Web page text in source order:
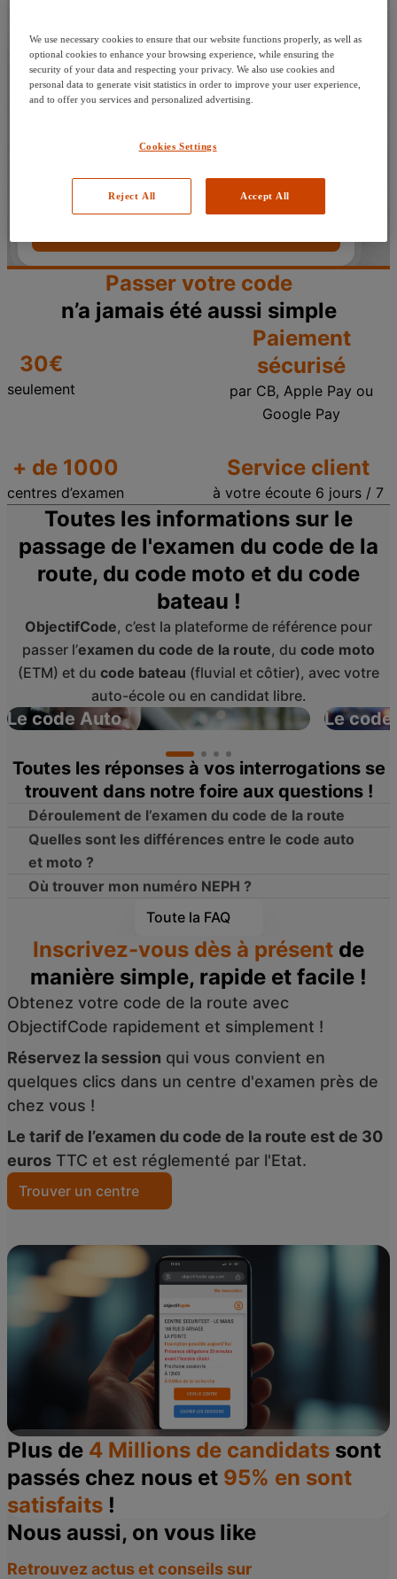
l'examen
l'examen
Auto Moto Fluvial Côtier
Passer votre code
n’a jamais été aussi simple
30€
seulement
Paiement
sécurisé
par CB, Apple Pay ou
Google Pay
+ de 1000
centres d’examen
Service client
à votre écoute 6 jours / 7
Toutes les informations sur le
passage de l'examen du code de la
route, du code moto et du code
bateau !
ObjectifCode, c’est la plateforme de référence pour
passer l’examen du code de la route, du code moto
(ETM) et du code bateau (fluvial et côtier), avec votre
auto-école ou en candidat libre.
Le code Auto Le
Toutes les réponses à vos interrogations se
trouvent dans notre foire aux questions !
Déroulement de l’examen du code de la route
Quelles sont les différences entre le code auto
et moto ?
Où trouver mon numéro NEPH ?
Toute la FAQ
Inscrivez-vous dès à présent de
manière simple, rapide et facile !
Obtenez votre code de la route avec
ObjectifCode rapidement et simplement !
Réservez la session qui vous convient en
quelques clics dans un centre d'examen près de
chez vous !
Le tarif de l’examen du code de la route est de 30
euros TTC et est réglementé par l'Etat.
Trouver un centre
Plus de 4 Millions de candidats sont
passés chez nous et 95% en sont
satisfaits !
Nous aussi, on vous like
Retrouvez actus et conseils sur
We use necessary cookies to ensure that our website functions properly, as well as
optional cookies to enhance your browsing experience, while ensuring the
security of your data and respecting your privacy. We also use cookies and
personal data to generate visit statistics in order to improve your user experience,
and to offer you services and personalized advertising.
Cookies Settings
Reject All Accept All